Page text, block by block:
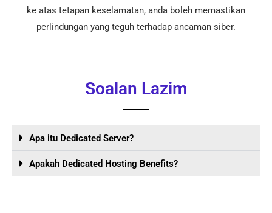
ke atas tetapan keselamatan, anda boleh memastikan
perlindungan yang teguh terhadap ancaman siber.
Soalan Lazim
Apa itu Dedicated Server?
Apakah Dedicated Hosting Benefits?